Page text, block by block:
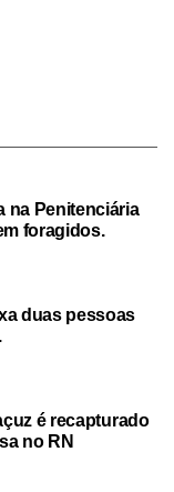
na Penitenciária
foragidos.
duas pessoas
é recapturado
no RN